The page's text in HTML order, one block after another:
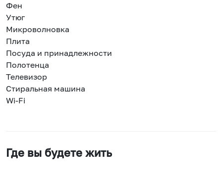
Фен
Утюг
Микроволновка
Плита
Посуда и принадлежности
Полотенца
Телевизор
Стиральная машина
Wi-Fi
Где вы будете жить